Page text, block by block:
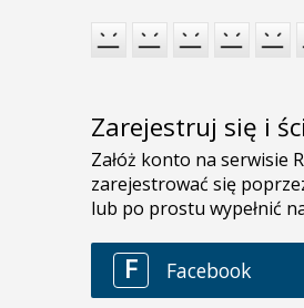
Zarejestruj się i